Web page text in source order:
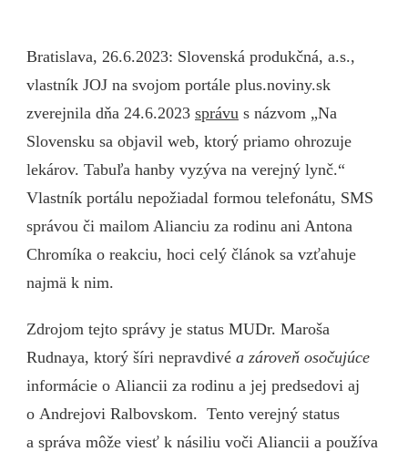
Bratislava, 26.6.2023: Slovenská produkčná, a.s.,
vlastník JOJ na svojom portále plus.noviny.sk
zverejnila dňa 24.6.2023 správu s názvom „Na
Slovensku sa objavil web, ktorý priamo ohrozuje
lekárov. Tabuľa hanby vyzýva na verejný lynč.“
Vlastník portálu nepožiadal formou telefonátu, SMS
správou či mailom Alianciu za rodinu ani Antona
Chromíka o reakciu, hoci celý článok sa vzťahuje
najmä k nim.
Zdrojom tejto správy je status MUDr. Maroša
Rudnaya, ktorý šíri nepravdivé a zároveň osočujúce
informácie o Aliancii za rodinu a jej predsedovi aj
o Andrejovi Ralbovskom. Tento verejný status
a správa môže viesť k násiliu voči Aliancii a používa